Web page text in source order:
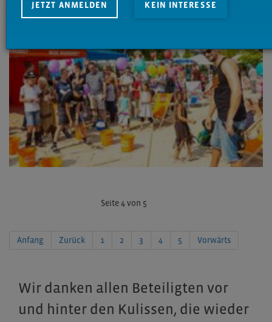
Seite 4 von 5
Anfang Zurück 1 2 3 4 5 Vorwärts
Wir danken allen Beteiligten vor
und hinter den Kulissen, die wieder
JETZT ANMELDEN KEIN INTERESSE